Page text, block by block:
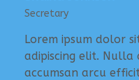
Secretary
Lorem ipsum dolor
adipiscing elit. Nulla
accumsan arcu